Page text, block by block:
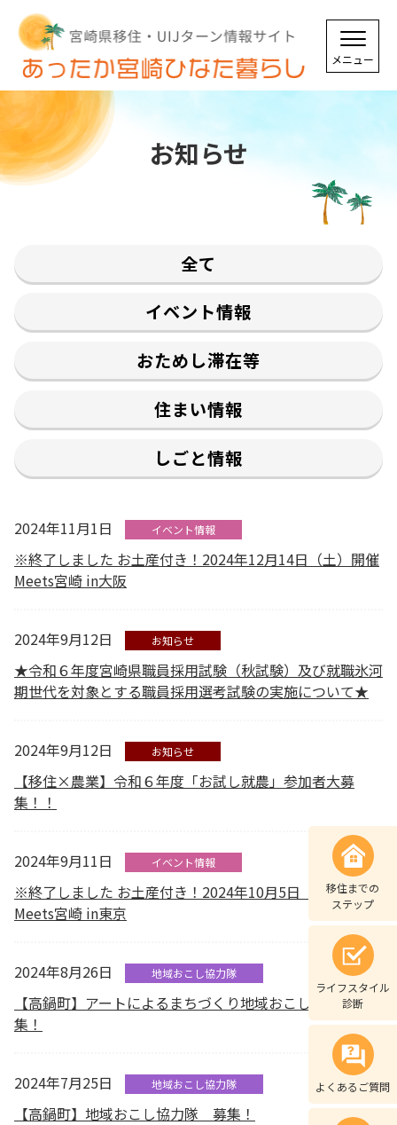
お知らせ
全て
イベント情報
おためし滞在等
住まい情報
しごと情報
2024年11月1日 イベント情報
※終了しました お土産付き！2024年12月14日（土）開催
Meets宮崎 in大阪
2024年9月12日 お知らせ
★令和６年度宮崎県職員採用試験（秋試験）及び就職氷河
期世代を対象とする職員採用選考試験の実施について★
2024年9月12日 お知らせ
【移住×農業】令和６年度「お試し就農」参加者大募
集！！
2024年9月11日 イベント情報
※終了しました お土産付き！2024年10月5日（土）開催
Meets宮崎 in東京
2024年8月26日 地域おこし協力隊
【高鍋町】アートによるまちづくり地域おこし協力隊 募
集！
2024年7月25日 地域おこし協力隊
【高鍋町】地域おこし協力隊 募集！
移住までの
ステップ
ライフスタイル
診断
よくあるご質問